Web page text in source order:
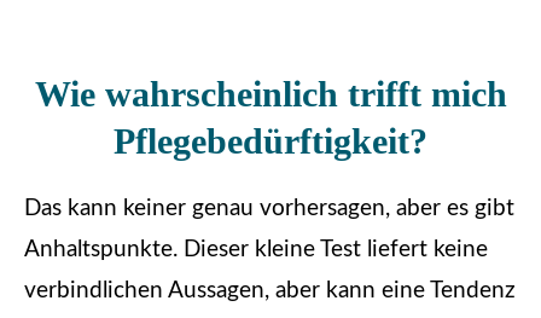
Wie wahrscheinlich trifft mich
Pflegebedürftigkeit?
Das kann keiner genau vorhersagen, aber es gibt
Anhaltspunkte. Dieser kleine Test liefert keine
verbindlichen Aussagen, aber kann eine Tendenz